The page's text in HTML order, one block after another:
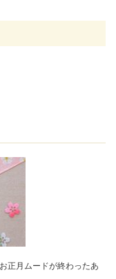
正月ムードが終わったあ